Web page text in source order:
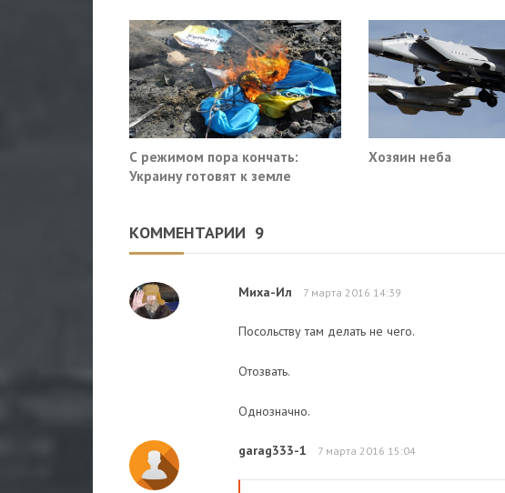
С режимом пора кончать:
Украину готовят к земле
Хозяин неба
КОММЕНТАРИИ 9
Миха-Ил 7 марта 2016 14:39
Посольству там делать не чего.
Отозвать.
Однозначно.
garag333-1 7 марта 2016 15:04